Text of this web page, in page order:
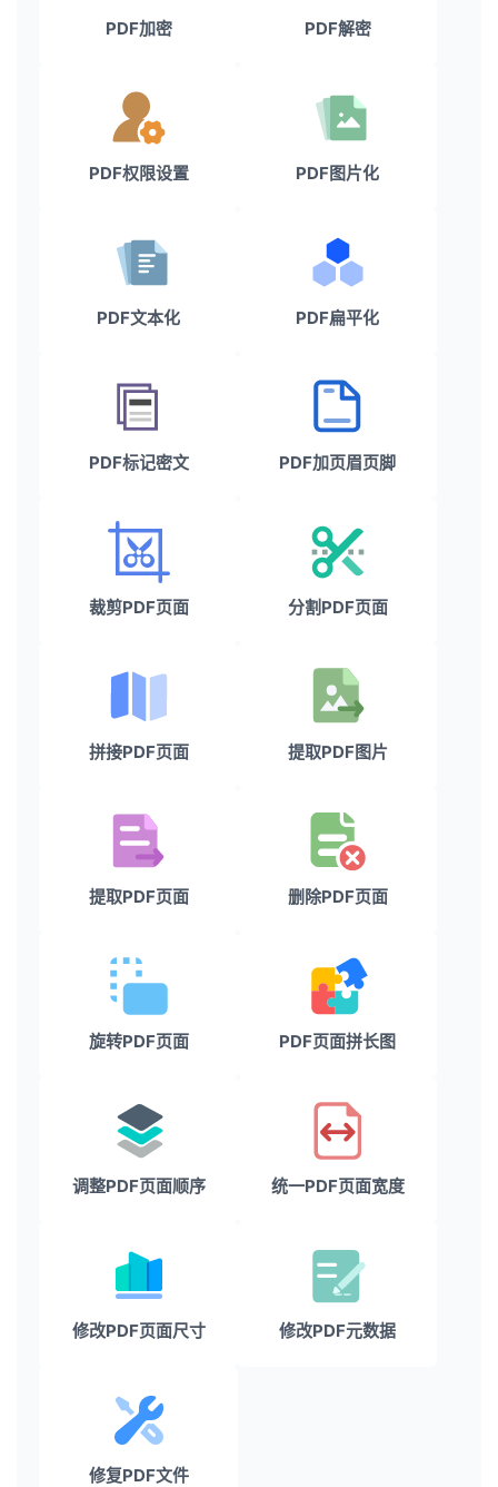
PDF加密 PDF解密
PDF权限设置 PDF图片化
PDF文本化 PDF扁平化
PDF标记密文 PDF加页眉页脚
裁剪PDF页面 分割PDF页面
拼接PDF页面 提取PDF图片
提取PDF页面 删除PDF页面
旋转PDF页面 PDF页面拼长图
调整PDF页面顺序 统一PDF页面宽度
修改PDF页面尺寸 修改PDF元数据
修复PDF文件